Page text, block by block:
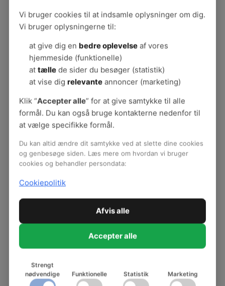
konflikter kan betragtes på.
ubehageligt, som helst ikke skal være
tilstede på arbejdspladser. Dette tager
udgangspunkt i et syn på at relationer på
arbejdspladser helst skal være harmoniske
og stabile har været det mest udbredte syn
på arbejdspladser, hvor forudsigelighed og
stabilitet har givet kvalitet og effektivitet. I
personer som fremfører kritik og uenigheder
derfor som unormale og uønskede.
uundgåelige og nødvendige for at skabe
arbejdsplads, hvor opgaver og vilkår
Et af disse to perspektiver kan dominere
synet på konflikter på arbejdspladsen og
muligheden for at bruge konflikter til
udvikling.
Vi bruger cookies til at indsamle oplysninger om dig.
Vi bruger oplysningerne til:
at give dig en bedre oplevelseaf vores
hjemmeside (funktionelle)
at tællede sider du besøger (statistik)
at vise dig relevanteannoncer (marketing)
Klik “Accepter alle” for at give samtykke til alle
formål. Du kan også bruge kontakterne nedenfor til
at vælge specifikke formål.
Du kan altid ændre dit samtykke ved at slette dine cookies
og genbesøge siden. Læs mere om hvordan vi bruger
cookies og behandler persondata:
Cookiepolitik
Afvis alle
Accepter alle
Strengt
nødvendige
Funktionelle Statistik Marketing